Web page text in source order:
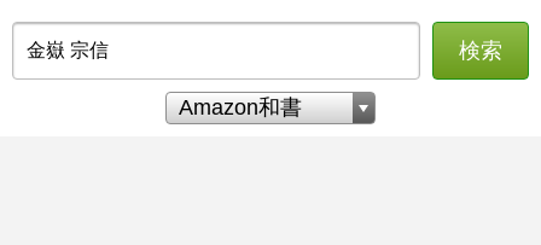
検索